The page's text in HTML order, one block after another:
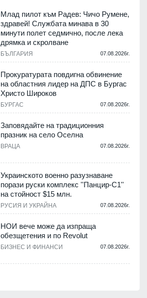
Млад пилот към Радев: Чичо Румене,
здравей! Службата минава в 30
минути полет седмично, после лека
дрямка и скролване
БЪЛГАРИЯ 07.08.2026г.
Прокуратурата повдигна обвинение
на областния лидер на ДПС в Бургас
Христо Широков
БУРГАС 07.08.2026г.
Заповядайте на традиционния
празник на село Оселна
ВРАЦА 07.08.2026г.
Украинското военно разузнаване
порази руски комплекс ''Панцир-С1''
на стойност $15 млн.
РУСИЯ И УКРАЙНА 07.08.2026г.
НОИ вече може да изпраща
обезщетения и по Revolut
БИЗНЕС И ФИНАНСИ 07.08.2026г.